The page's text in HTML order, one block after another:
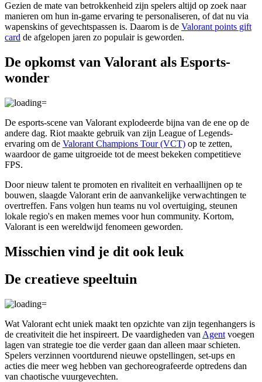
Gezien de mate van betrokkenheid zijn spelers altijd op zoek naar
manieren om hun in-game ervaring te personaliseren, of dat nu via
wapenskins of gevechtspassen is. Daarom is de Valorant points gift
card de afgelopen jaren zo populair is geworden.
De opkomst van Valorant als Esports-
wonder
De esports-scene van Valorant explodeerde bijna van de ene op de
andere dag. Riot maakte gebruik van zijn League of Legends-
ervaring om de Valorant Champions Tour (VCT) op te zetten,
waardoor de game uitgroeide tot de meest bekeken competitieve
FPS.
Door nieuw talent te promoten en rivaliteit en verhaallijnen op te
bouwen, slaagde Valorant erin de aanvankelijke verwachtingen te
overtreffen. Fans volgen hun teams nu vol overtuiging, steunen
lokale regio's en maken memes voor hun community. Kortom,
Valorant is een wereldwijd fenomeen geworden.
Misschien vind je dit ook leuk
De creatieve speeltuin
Wat Valorant echt uniek maakt ten opzichte van zijn tegenhangers is
de creativiteit die het inspireert. De vaardigheden van Agent voegen
lagen van strategie toe die verder gaan dan alleen maar schieten.
Spelers verzinnen voortdurend nieuwe opstellingen, set-ups en
acties die meer weg hebben van gechoreografeerde optredens dan
van chaotische vuurgevechten.